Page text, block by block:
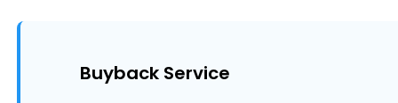
Buyback Service